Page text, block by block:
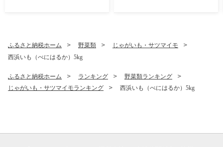
ふるさと納税ホーム 野菜類
じゃがいも・サツマイモ
西浜いも（べにはるか）5kg
ふるさと納税ホーム ランキング
野菜類ランキング
じゃがいも・サツマイモランキング
西浜いも（べにはるか）5kg